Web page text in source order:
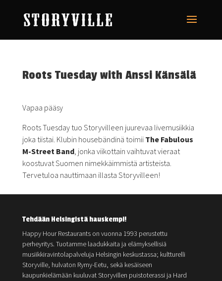
Roots Tuesday with Anssi Känsälä
Vapaa pääsy
Roots Tuesday tuo Storyvilleen juurevaa livemusiikkia
joka tiistai. Klubin housebändinä toimii The Fabulous
M-Street Band, jonka viikottain vaihtuvat vieraat
koostuvat Suomen nimekkäimmistä artisteista.
Tervetuloa nauttimaan illasta Storyvilleen!
Tehdään Helsingistä hauskempi!
Happy Hour Restaurants on vuonna 1993 perustettu
perheyritys. Tuotamme laadukkaita ja elämyksellisiä
musiikkiravintolapalveluja Helsingin keskustassa; kultturelli
Storyville, hulvaton Rymy-Eetu, sekä kesäiseen
kaupunkielämään kuuluvat Storyvillen puistoterassi ja Hard